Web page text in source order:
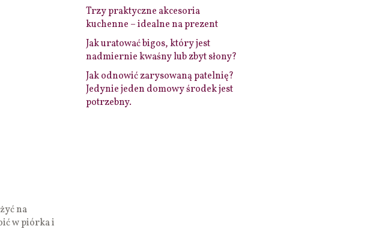
na
w piórka i
Trzy praktyczne akcesoria
kuchenne – idealne na prezent
Jak uratować bigos, który jest
nadmiernie kwaśny lub zbyt słony?
Jak odnowić zarysowaną patelnię?
Jedynie jeden domowy środek jest
potrzebny.